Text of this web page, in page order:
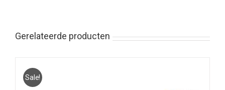
Gerelateerde producten
Sale!